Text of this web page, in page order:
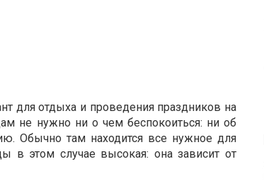
для отдыха и проведения праздников на
не нужно ни о чем беспокоиться: ни об
Обычно там находится все нужное для
в этом случае высокая: она зависит от